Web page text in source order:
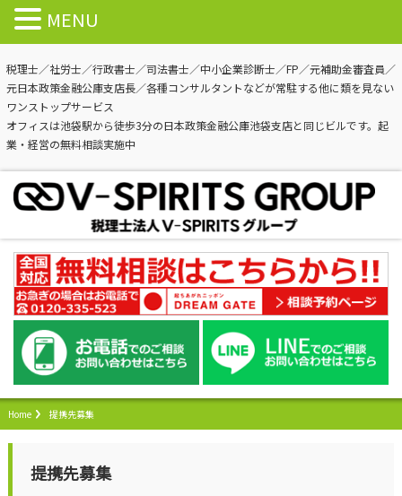
税理士／社労士／行政書士／司法書士／中小企業診断士／FP／元補助金審査員／
元日本政策金融公庫支店長／各種コンサルタントなどが常駐する他に類を見ない
ワンストップサービス
オフィスは池袋駅から徒歩3分の日本政策金融公庫池袋支店と同じビルです。起
業・経営の無料相談実施中
Home 提携先募集
提携先募集
MENU